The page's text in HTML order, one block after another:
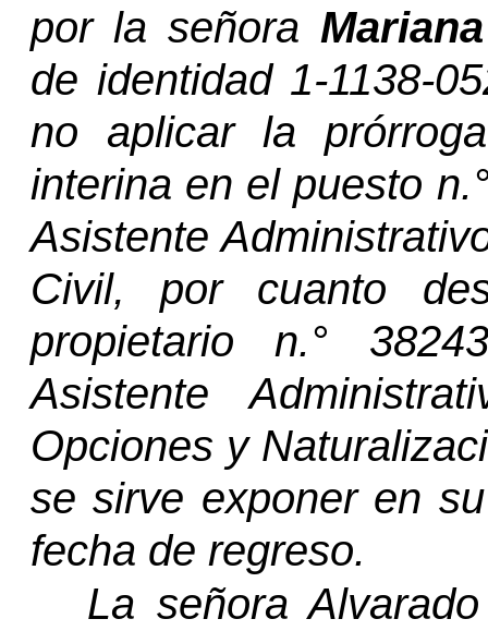
por la señora
de identidad 1-1138-
no aplicar la
interina en el puesto
Asistente
Civil, por cuanto
propietario n.°
Asistente
Opciones y
se sirve exponer en
fecha de regreso.
La señora